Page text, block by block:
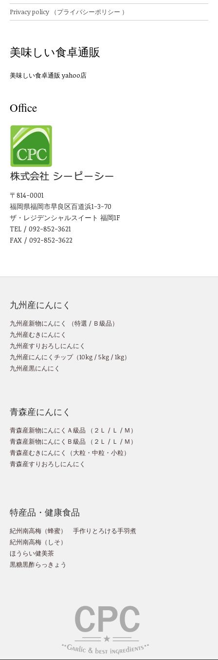
Privacy policy （プライバシーポリシー ）
美味しい食卓通販
美味しい食卓通販 yahoo店
Office
〒814-0001
福岡県福岡市早良区百道浜1-3-70
ザ・レジデンシャルスイート 福岡1F
TEL / 092-852-3621
FAX / 092-852-3622
九州産にんにく
九州産新物にんにく （特選 / Ｂ級品）
九州産むきにんにく
九州産すりおろしにんにく
九州産にんにくチップ（10kg /5kg /1kg）
九州産黒にんにく
青森産にんにく
青森産新物にんにくＡ級品 （ ２Ｌ / Ｌ / Ｍ ）
青森産新物にんにくＢ級品 （ ２Ｌ / Ｌ / Ｍ ）
青森産むきにんにく（大粒 ・ 中粒 ・ 小粒）
青森産すりおろしにんにく
特産品・健康食品
紀州南高梅（蜂蜜）
手作りとろける手羽煮
紀州南高梅（しそ）
ほうらい健美茶
黒糖黒酢らっきょう